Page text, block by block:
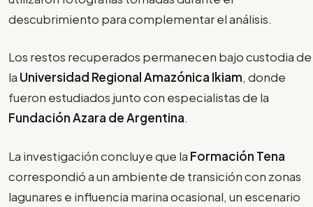
descubrimiento para complementar el análisis.
Los restos recuperados permanecen bajo custodia de
la Universidad Regional Amazónica Ikiam, donde
fueron estudiados junto con especialistas de la
Fundación Azara de Argentina.
La investigación concluye que la Formación Tena
correspondió a un ambiente de transición con zonas
lagunares e influencia marina ocasional, un escenario